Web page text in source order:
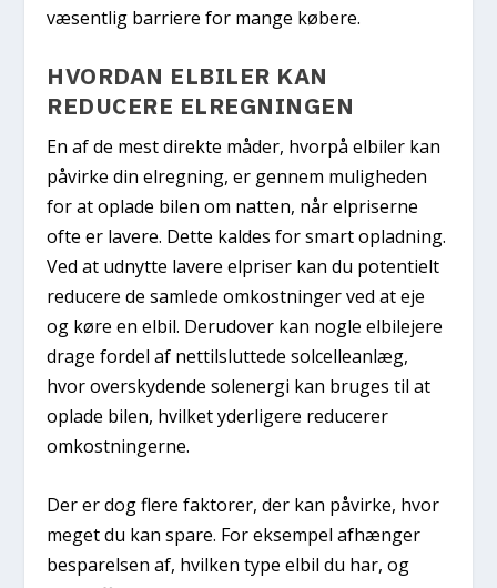
væsentlig barriere for mange købere.
HVORDAN ELBILER KAN
REDUCERE ELREGNINGEN
En af de mest direkte måder, hvorpå elbiler kan
påvirke din elregning, er gennem muligheden
for at oplade bilen om natten, når elpriserne
ofte er lavere. Dette kaldes for smart opladning.
Ved at udnytte lavere elpriser kan du potentielt
reducere de samlede omkostninger ved at eje
og køre en elbil. Derudover kan nogle elbilejere
drage fordel af nettilsluttede solcelleanlæg,
hvor overskydende solenergi kan bruges til at
oplade bilen, hvilket yderligere reducerer
omkostningerne.
Der er dog flere faktorer, der kan påvirke, hvor
meget du kan spare. For eksempel afhænger
besparelsen af, hvilken type elbil du har, og